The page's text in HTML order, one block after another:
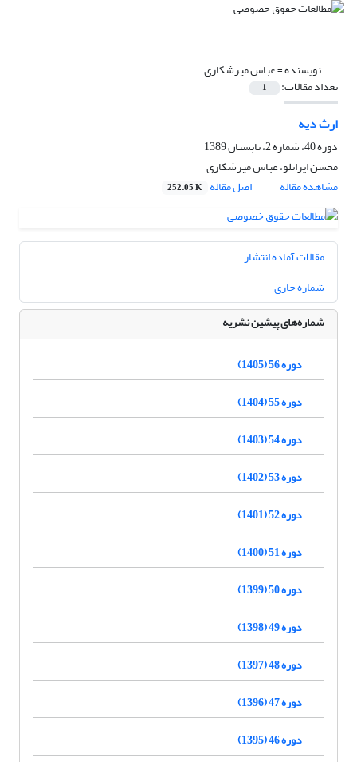
نویسنده =عباس میرشکاری
تعداد مقالات: 1
ارث دیه
دوره 40، شماره 2، تابستان 1389
محسن ایزانلو، عباس میرشکاری
مشاهده مقاله
اصل مقاله 252.05 K
مقالات آماده انتشار
شماره جاری
شماره‌های پیشین نشریه
دوره 56 (1405)
دوره 55 (1404)
دوره 54 (1403)
دوره 53 (1402)
دوره 52 (1401)
دوره 51 (1400)
دوره 50 (1399)
دوره 49 (1398)
دوره 48 (1397)
دوره 47 (1396)
دوره 46 (1395)